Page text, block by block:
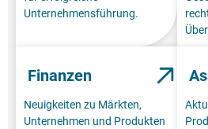
Unternehmensführung.
Finanzen
Neuigkeiten zu Märkten,
Unternehmen und Produkten